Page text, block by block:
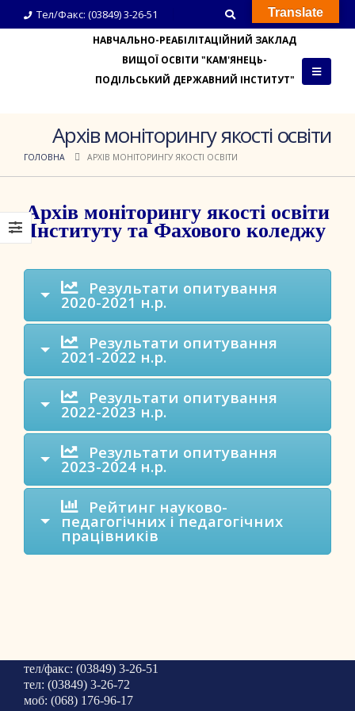
Тел/Факс: (03849) 3-26-51
НАВЧАЛЬНО-РЕАБІЛІТАЦІЙНИЙ ЗАКЛАД
ВИЩОЇ ОСВІТИ "КАМ'ЯНЕЦЬ-
ПОДІЛЬСЬКИЙ ДЕРЖАВНИЙ ІНСТИТУТ"
Архів моніторингу якості освіти
ГОЛОВНА АРХІВ МОНІТОРИНГУ ЯКОСТІ ОСВІТИ
Архів моніторингу якості освіти
Інституту та Фахового коледжу
Результати опитування
2020-2021 н.р.
Результати опитування
2021-2022 н.р.
Результати опитування
2022-2023 н.р.
Результати опитування
2023-2024 н.р.
Рейтинг науково-
педагогічних і педагогічних
працівників
тел/факс: (03849) 3-26-51
тел: (03849) 3-26-72
моб: (068) 176-96-17
Translate